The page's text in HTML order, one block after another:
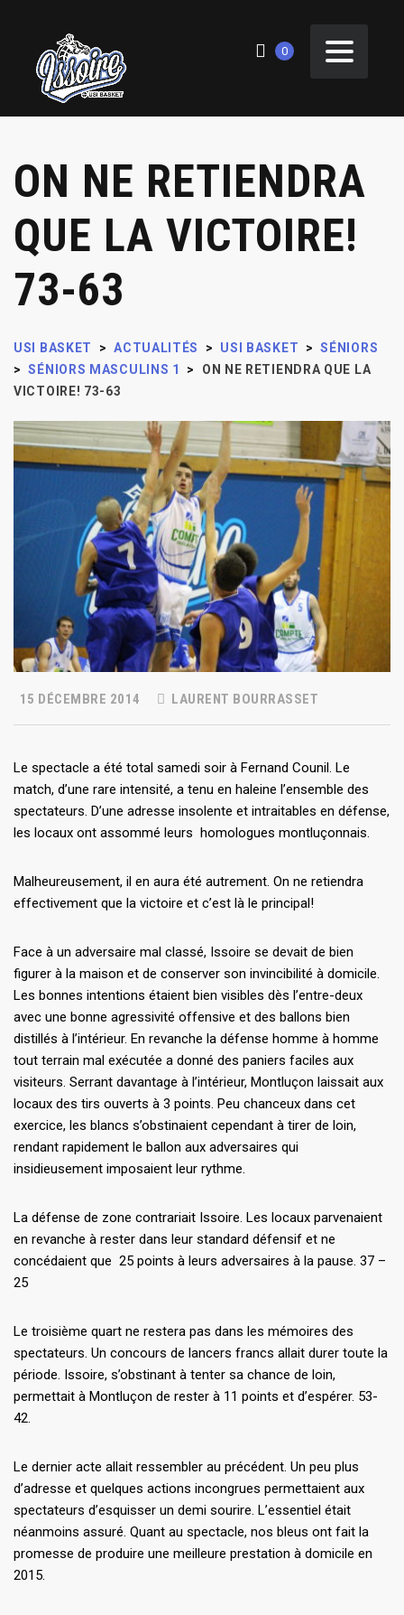
0
ON NE RETIENDRA
QUE LA VICTOIRE!
73-63
USI BASKET > ACTUALITÉS > USI BASKET > SÉNIORS
> SÉNIORS MASCULINS 1 >
ON NE RETIENDRA QUE LA
VICTOIRE! 73-63
15 DÉCEMBRE 2014 LAURENT BOURRASSET
Le spectacle a été total samedi soir à Fernand Counil. Le
match, d’une rare intensité, a tenu en haleine l’ensemble des
spectateurs. D’une adresse insolente et intraitables en défense,
les locaux ont assommé leurs homologues montluçonnais.
Malheureusement, il en aura été autrement. On ne retiendra
effectivement que la victoire et c’est là le principal!
Face à un adversaire mal classé, Issoire se devait de bien
figurer à la maison et de conserver son invincibilité à domicile.
Les bonnes intentions étaient bien visibles dès l’entre-deux
avec une bonne agressivité offensive et des ballons bien
distillés à l’intérieur. En revanche la défense homme à homme
tout terrain mal exécutée a donné des paniers faciles aux
visiteurs. Serrant davantage à l’intérieur, Montluçon laissait aux
locaux des tirs ouverts à 3 points. Peu chanceux dans cet
exercice, les blancs s’obstinaient cependant à tirer de loin,
rendant rapidement le ballon aux adversaires qui
insidieusement imposaient leur rythme.
La défense de zone contrariait Issoire. Les locaux parvenaient
en revanche à rester dans leur standard défensif et ne
concédaient que 25 points à leurs adversaires à la pause. 37 –
25
Le troisième quart ne restera pas dans les mémoires des
spectateurs. Un concours de lancers francs allait durer toute la
période. Issoire, s’obstinant à tenter sa chance de loin,
permettait à Montluçon de rester à 11 points et d’espérer. 53-
42.
Le dernier acte allait ressembler au précédent. Un peu plus
d’adresse et quelques actions incongrues permettaient aux
spectateurs d’esquisser un demi sourire. L’essentiel était
néanmoins assuré. Quant au spectacle, nos bleus ont fait la
promesse de produire une meilleure prestation à domicile en
2015.